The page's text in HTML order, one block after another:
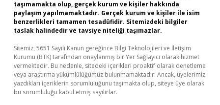
taşımamakta olup, gerçek kurum ve kişiler hakkında
paylaşım yapılmamaktadır. Gerçek kurum ve kişiler ile isim
benzerlikleri tamamen tesadüfidir. Sitemizdeki bilgiler
taslak halindedir ve tavsiye niteliği taşımazlar.
Sitemiz, 5651 Sayılı Kanun gereğince Bilgi Teknolojileri ve İletişim
Kurumu (BTK) tarafından onaylanmış bir Yer Sağlayıcı olarak hizmet
vermektedir. Bu nedenle, sitedeki içerikleri proaktif olarak denetleme
veya araştırma yükümlülüğümüz bulunmamaktadır. Ancak, üyelerimiz
yazdıkları içeriklerin sorumluluğunu taşımakta olup, siteye üye olarak
bu sorumluluğu kabul etmiş sayılırlar.